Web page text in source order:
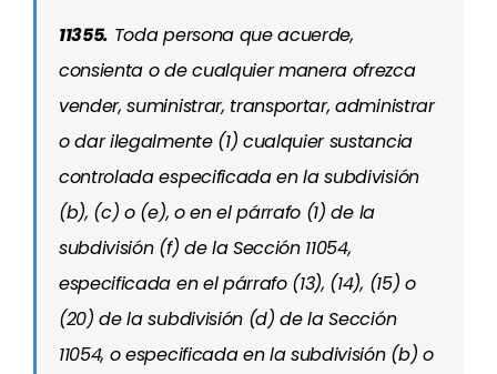
11355. Toda persona que acuerde,
consienta o de cualquier manera ofrezca
vender, suministrar, transportar, administrar
o dar ilegalmente (1) cualquier sustancia
controlada especificada en la subdivisión
(b), (c) o (e), o en el párrafo (1) de la
subdivisión (f) de la Sección 11054,
especificada en el párrafo (13), (14), (15) o
(20) de la subdivisión (d) de la Sección
11054, o especificada en la subdivisión (b) o